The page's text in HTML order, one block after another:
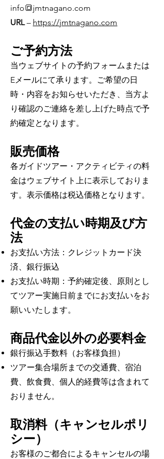
info🔳jmtnagano.com
URL– https://jmtnagano.com
ご予約方法
当ウェブサイトの予約フォームまたは
Eメールにて承ります。ご希望の日
時・内容をお知らせいただき、当方よ
り確認のご連絡を差し上げた時点で予
約確定となります。
販売価格
各ガイドツアー・アクティビティの料
金はウェブサイト上に表示しておりま
す。表示価格は税込価格となります。
代金の支払い時期及び方
法
お支払い方法：クレジットカード決
済、銀行振込
お支払い時期：予約確定後、原則とし
てツアー実施日前までにお支払いをお
願いいたします。
商品代金以外の必要料金
銀行振込手数料（お客様負担）
ツアー集合場所までの交通費、宿泊
費、飲食費、個人的経費等は含まれて
おりません。
取消料（キャンセルポリ
シー）
お客様のご都合によるキャンセルの場